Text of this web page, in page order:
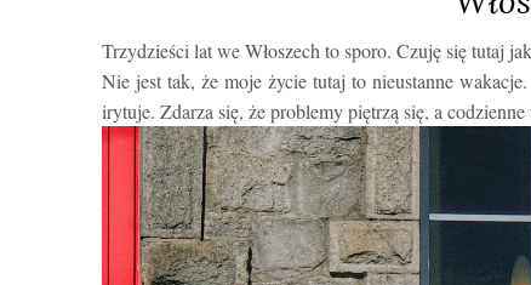
Trzydzieści lat we Włoszech to sporo. Czuję się tutaj
Nie jest tak, że moje życie tutaj to nieustanne
irytuje. Zdarza się, że problemy piętrzą się, a